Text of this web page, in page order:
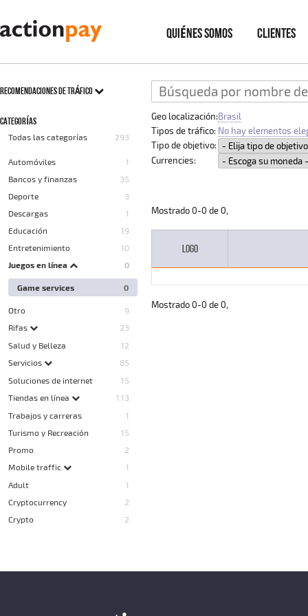
QUIÉNES SOMOS CLIENTES
RECOMENDACIONES DE TRÁFICO
CATEGORÍAS
Todas las categorías 293
Automóviles
1
Bancos y finanzas
35
Deporte
3
Descargas
1
Educación
19
Entretenimiento
10
Juegos en línea
0
Game services 0
Otro
9
Rifas
23
Salud y Belleza
12
Servicios
85
Soluciones de internet
15
Tiendas en línea
113
Trabajos y carreras
1
Turismo y Recreación
15
Promo
2
Mobile traffic
1
Adult
1
Cryptocurrency
2
Crypto
2
Geo localización:Brasil
Tipos de tráfico: No hay elementos
Tipo de objetivo:
Currencies:
Mostrado0-0 de0,
LOGO
Mostrado0-0 de0,